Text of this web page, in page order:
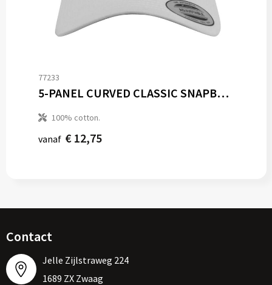
77233
5-PANEL CURVED CLASSIC SNAPBACK
100% cotton.
vanaf € 12,75
Contact
Jelle Zijlstraweg 224
1689 ZX Zwaag